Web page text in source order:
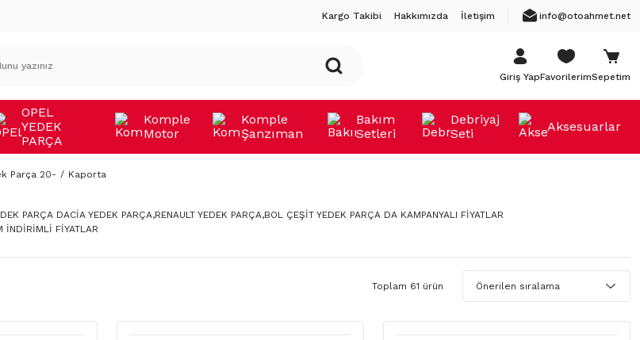
Kargo Takibi Hakkımızda İletişim info@otoahmet.net
Giriş YapFavorilerimSepetim
OPEL
YEDEK
PARÇA
Komple
Motor
Komple
Şanzıman
Bakım
Setleri
Debriyaj
Seti
Aksesuarlar
Parça 20- Kaporta
PARÇA DACİA YEDEK PARÇA,RENAULT YEDEK PARÇA,BOL ÇEŞİT YEDEK PARÇA DA KAMPANYALI FİYATLAR
İNDİRİMLİ FİYATLAR
Toplam 61 ürün